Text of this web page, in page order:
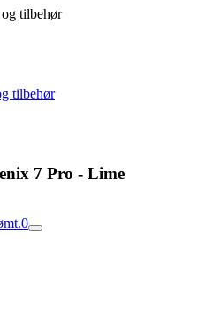
tilbehør
tilbehør
7 Pro - Lime
0